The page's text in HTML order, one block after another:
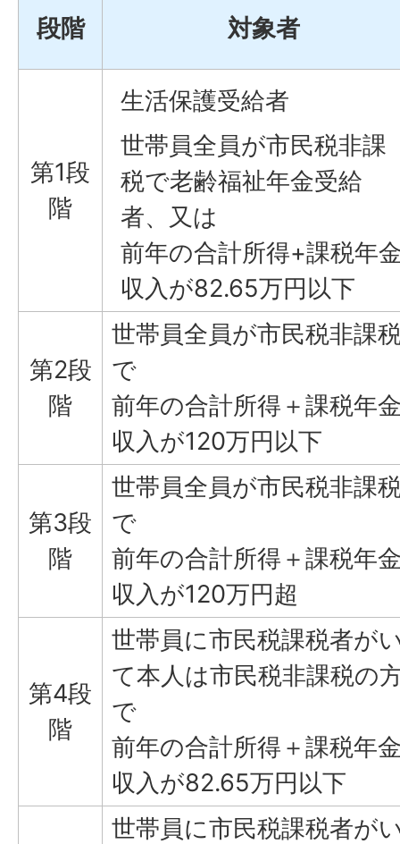
段階 対象者
第1段
階
生活保護受給者
世帯員全員が市民税非課
税で老齢福祉年金受給
者、又は
前年の合計所得+課税年
収入が82.65万円以下
第2段
階
世帯員全員が市民税非課
で
前年の合計所得＋課税年
収入が120万円以下
第3段
階
世帯員全員が市民税非課
で
前年の合計所得＋課税年
収入が120万円超
第4段
階
世帯員に市民税課税者が
て本人は市民税非課税の
で
前年の合計所得＋課税年
収入が82.65万円以下
世帯員に市民税課税者が